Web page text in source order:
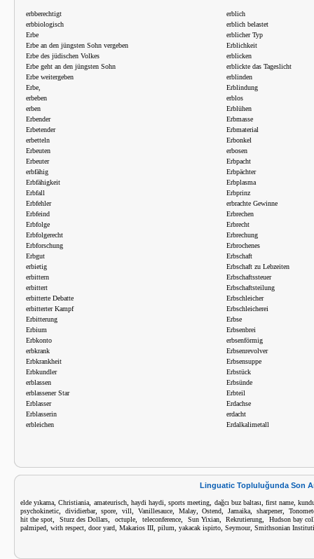
erbberechtigt
erbbiologisch
Erbe
Erbe an den jüngsten Sohn vergeben
Erbe des jüdischen Volkes
Erbe geht an den jüngsten Sohn
Erbe weitergeben
Erbe,
erbeben
erben
Erbender
Erbetender
erbetteln
Erbeuten
Erbeuter
erbfähig
Erbfähigkeit
Erbfall
Erbfehler
Erbfeind
Erbfolge
Erbfolgerecht
Erbforschung
Erbgut
erbietig
erbittern
erbittert
erbitterte Debatte
erbitterter Kampf
Erbitterung
Erbium
Erbkonto
erbkrank
Erbkrankheit
Erbkundler
erblassen
erblassener Star
Erblasser
Erblasserin
erbleichen
erblich
erblich belastet
erblicher Typ
Erblichkeit
erblicken
erblickte das Tageslicht
erblinden
Erblindung
erblos
Erblühen
Erbmasse
Erbmaterial
Erbonkel
erbosen
Erbpacht
Erbpächter
Erbplasma
Erbprinz
erbrachte Gewinne
Erbrechen
Erbrecht
Erbrechung
Erbrochenes
Erbschaft
Erbschaft zu Lebzeiten
Erbschaftssteuer
Erbschaftsteilung
Erbschleicher
Erbschleicherei
Erbse
Erbsenbrei
erbsenförmig
Erbsenrevolver
Erbsensuppe
Erbstück
Erbsünde
Erbteil
Erdachse
erdacht
Erdalkalimetall
Linguatic Topluluğunda Son
elde yıkama ,Christiania amateurisch, haydi haydi ,sports meeting dağcı buz baltası first name,
psychokinetic
dividierbar,spore ,vill Vanillesauce, Malay,Ostend ,Jamaika sharpener,
hit the spot
Sturz des Dollars, octuple, teleconference, Sun Yixian,Rekrutierung ,Hudson bay
palmiped with respect door yard Makarios III pilum yakacak ispirto Seymour, Smithsonian